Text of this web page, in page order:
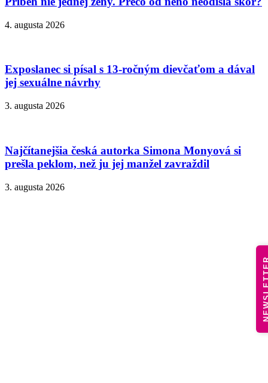
4. augusta 2026
Exposlanec si písal s 13-ročným dievčaťom a dával
jej sexuálne návrhy
3. augusta 2026
Najčítanejšia česká autorka Simona Monyová si
prešla peklom, než ju jej manžel zavraždil
3. augusta 2026